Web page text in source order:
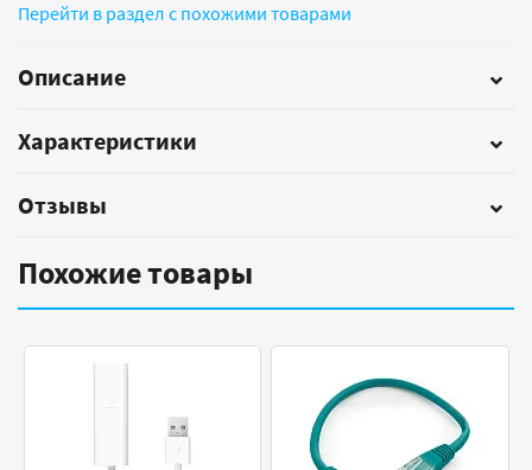
Перейти в раздел с похожими товарами
Описание
Характеристики
Отзывы
Похожие товары